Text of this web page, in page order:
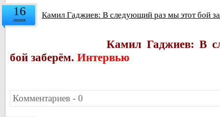
16
июня Камил Гаджиев: В следующий раз мы этот бой
Камил Гаджиев: В
бой заберём. Интервью
Комментариев - 0